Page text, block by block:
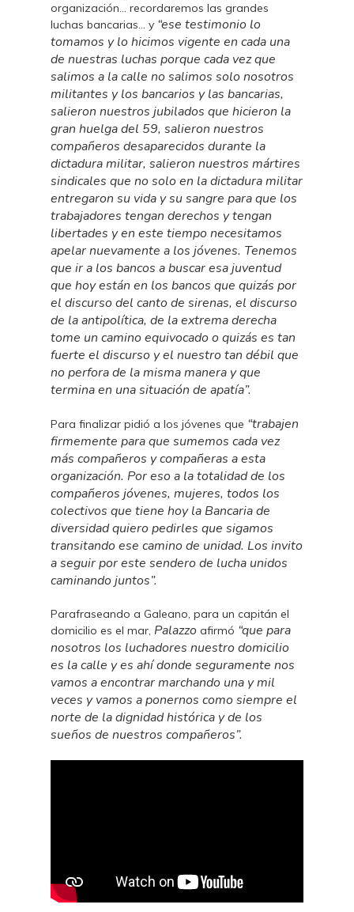
organización… recordaremos las grandes
luchas bancarias… y “ese testimonio lo
tomamos y lo hicimos vigente en cada una
de nuestras luchas porque cada vez que
salimos a la calle no salimos solo nosotros
militantes y los bancarios y las bancarias,
salieron nuestros jubilados que hicieron la
gran huelga del 59, salieron nuestros
compañeros desaparecidos durante la
dictadura militar, salieron nuestros mártires
sindicales que no solo en la dictadura militar
entregaron su vida y su sangre para que los
trabajadores tengan derechos y tengan
libertades y en este tiempo necesitamos
apelar nuevamente a los jóvenes. Tenemos
que ir a los bancos a buscar esa juventud
que hoy están en los bancos que quizás por
el discurso del canto de sirenas, el discurso
de la antipolítica, de la extrema derecha
tome un camino equivocado o quizás es tan
fuerte el discurso y el nuestro tan débil que
no perfora de la misma manera y que
termina en una situación de apatía”.
Para finalizar pidió a los jóvenes que “trabajen
firmemente para que sumemos cada vez
más compañeros y compañeras a esta
organización. Por eso a la totalidad de los
compañeros jóvenes, mujeres, todos los
colectivos que tiene hoy la Bancaria de
diversidad quiero pedirles que sigamos
transitando ese camino de unidad. Los invito
a seguir por este sendero de lucha unidos
caminando juntos”.
Parafraseando a Galeano, para un capitán el
domicilio es el mar, Palazzo afirmó “que para
nosotros los luchadores nuestro domicilio
es la calle y es ahí donde seguramente nos
vamos a encontrar marchando una y mil
veces y vamos a ponernos como siempre el
norte de la dignidad histórica y de los
sueños de nuestros compañeros”.